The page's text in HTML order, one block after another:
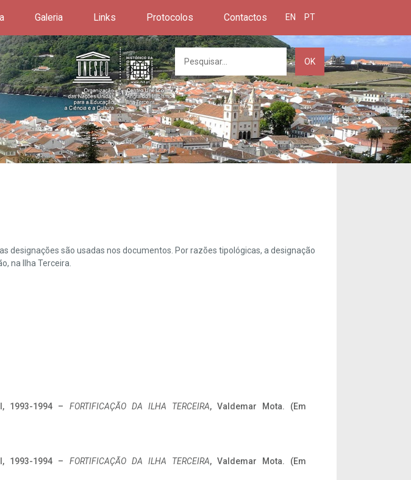
Galeria Links Protocolos Contactos EN PT
OK
são usadas nos documentos. Por razões tipológicas, a designação
na Ilha Terceira.
1993-1994 – FORTIFICAÇÃO DA ILHA TERCEIRA, Valdemar Mota. (Em
1993-1994 – FORTIFICAÇÃO DA ILHA TERCEIRA, Valdemar Mota. (Em